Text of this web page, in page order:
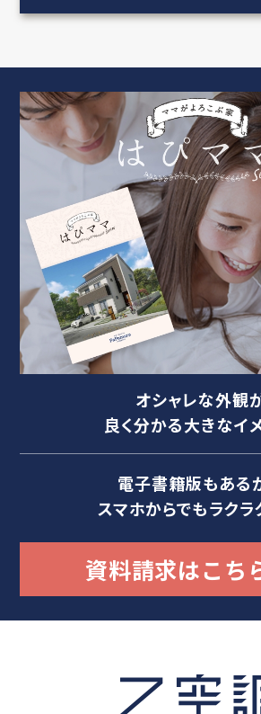
オシャレな外観
良く分かる大きなイ
電子書籍版もある
スマホからでもラクラ
資料請求はこち